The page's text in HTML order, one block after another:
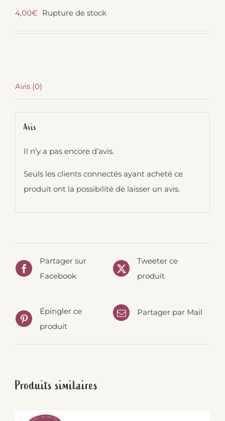
4,00€ Rupture de stock
Avis (0)
Avis
Il n’y a pas encore d’avis.
Seuls les clients connectés ayant acheté ce
produit ont la possibilité de laisser un avis.
Partager sur
Facebook
Tweeter ce
produit
Épingler ce
produit
Partager par Mail
Produits similaires